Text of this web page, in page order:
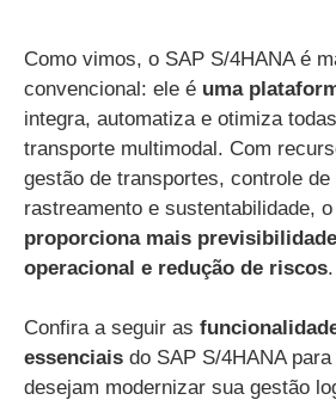
Como vimos, o SAP S/4HANA é
convencional: ele é uma
integra, automatiza e otimiza
transporte multimodal. Com
gestão de transportes, controle de
rastreamento e sustentabilidade,
proporciona mais
operacional e redução de riscos.
Confira a seguir as
essenciais do SAP S/4HANA
desejam modernizar sua gestão